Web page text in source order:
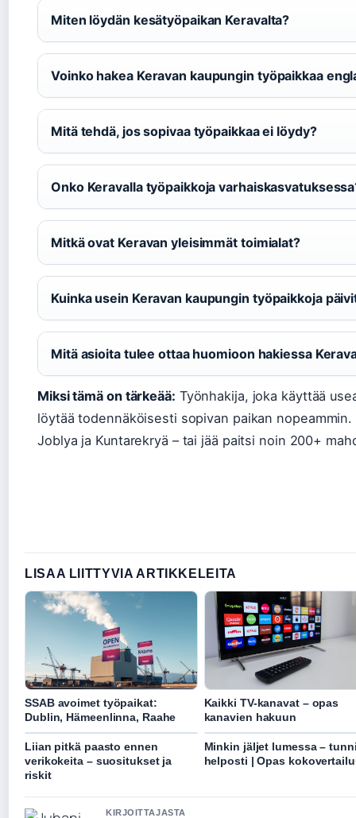
Miten löydän kesätyöpaikan Keravalta?
Voinko hakea Keravan kaupungin työpaikkaa
Mitä tehdä, jos sopivaa työpaikkaa ei löydy?
Onko Keravalla työpaikkoja
Mitkä ovat Keravan yleisimmät toimialat?
Kuinka usein Keravan kaupungin työpaikkoja
Mitä asioita tulee ottaa huomioon hakiessa
Miksi tämä on tärkeää: Työnhakija, joka käyttää
löytää todennäköisesti sopivan paikan
Joblya ja Kuntarekryä – tai jää paitsi noin 200+
LISAA LIITTYVIA ARTIKKELEITA
SSAB avoimet työpaikat:
Dublin, Hämeenlinna, Raahe
Kaikki TV-kanavat – opas
kanavien hakuun
Liian pitkä paasto ennen
verikokeita – suositukset ja
riskit
Minkin jäljet lumessa –
helposti | Opas
KIRJOITTAJASTA